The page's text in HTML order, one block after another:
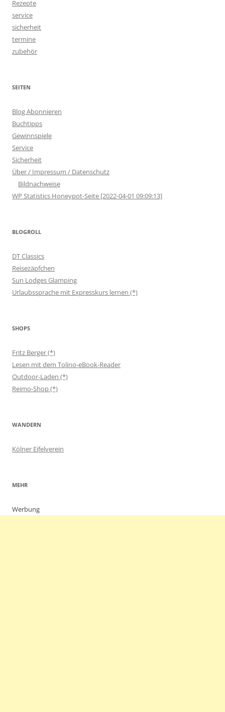
Rezepte
service
sicherheit
termine
zubehör
SEITEN
Blog Abonnieren
Buchtipps
Gewinnspiele
Service
Sicherheit
Über / Impressum / Datenschutz
Bildnachweise
WP Statistics Honeypot-Seite [2022-04-01 09:09:13]
BLOGROLL
DT Classics
Reisezäpfchen
Sun Lodges Glamping
Urlaubssprache mit Expresskurs lernen (*)
SHOPS
Fritz Berger (*)
Lesen mit dem Tolino-eBook-Reader
Outdoor-Laden (*)
Reimo-Shop (*)
WANDERN
Kölner Eifelverein
MEHR
Werbung